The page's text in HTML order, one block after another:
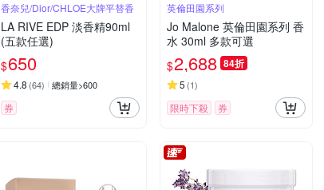
香奈兒/Dior/CHLOE大牌平替香
LA RIVE EDP 淡香精90ml
(五款任選)
$650
4.8 (64) 總銷量>600
券
英倫田園系列
Jo Malone 英倫田園系列 香
水 30ml 多款可選
$2,688 84折
5 (1)
限時下殺 券